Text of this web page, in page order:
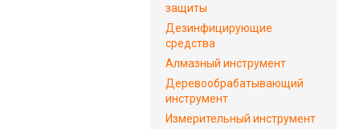
защиты
Дезинфицирующие
средства
Алмазный инструмент
Деревообрабатывающий
инструмент
Измерительный инструмент